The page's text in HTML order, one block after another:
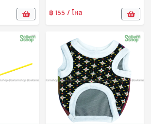
฿ 155 / โหล